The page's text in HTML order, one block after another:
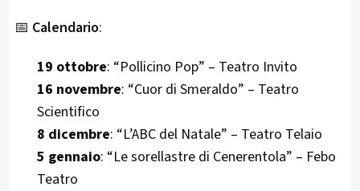
📅 Calendario:
19 ottobre: “Pollicino Pop” – Teatro Invito
16 novembre: “Cuor di Smeraldo” – Teatro
Scientifico
8 dicembre: “L’ABC del Natale” – Teatro Telaio
5 gennaio: “Le sorellastre di Cenerentola” – Febo
Teatro